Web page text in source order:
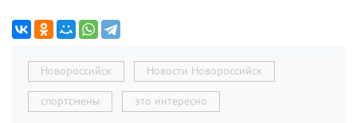
Новороссийск Новости Новороссийск
спортсмены это интересно